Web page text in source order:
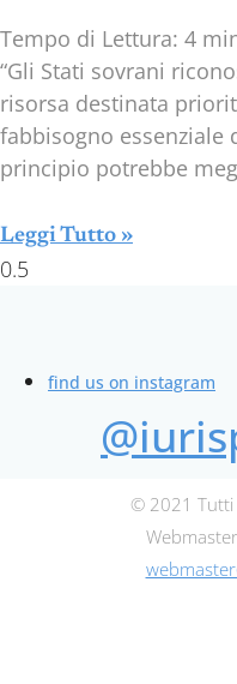
Tempo di Lettura: 4
“Gli Stati sovrani
risorsa destinata
fabbisogno essenziale
principio potrebbe
Leggi Tutto »
find us on instagram
© 2021 Tutti